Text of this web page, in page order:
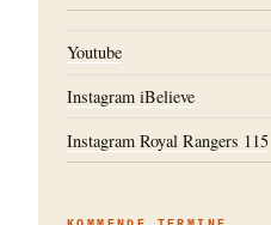
Youtube
Instagram iBelieve
Instagram Royal Rangers 115